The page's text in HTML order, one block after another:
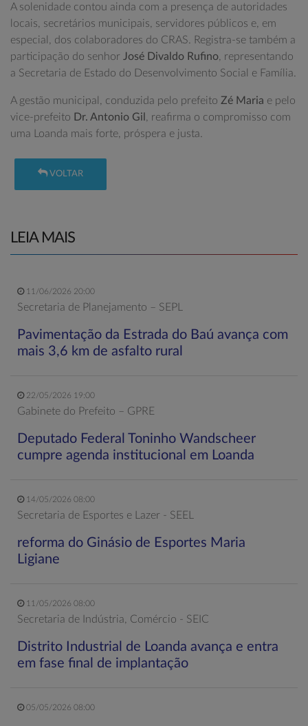
A solenidade contou ainda com a presença de autoridades
locais, secretários municipais, servidores públicos e, em
especial, dos colaboradores do CRAS. Registra-se também a
participação do senhor José Divaldo Rufino , representando
a Secretaria de Estado do Desenvolvimento Social e Família.
A gestão municipal, conduzida pelo prefeito Zé Maria e pelo
vice-prefeito Dr. Antonio Gil
, reafirma o compromisso com
uma Loanda mais forte, próspera e justa.
VOLTAR
LEIA MAIS
11/06/2026 20:00
Secretaria de Planejamento – SEPL
Pavimentação da Estrada do Baú avança com
mais 3,6 km de asfalto rural
22/05/2026 19:00
Gabinete do Prefeito – GPRE
Deputado Federal Toninho Wandscheer
cumpre agenda institucional em Loanda
14/05/2026 08:00
Secretaria de Esportes e Lazer - SEEL
reforma do Ginásio de Esportes Maria
Ligiane
11/05/2026 08:00
Secretaria de Indústria, Comércio - SEIC
Distrito Industrial de Loanda avança e entra
em fase final de implantação
05/05/2026 08:00